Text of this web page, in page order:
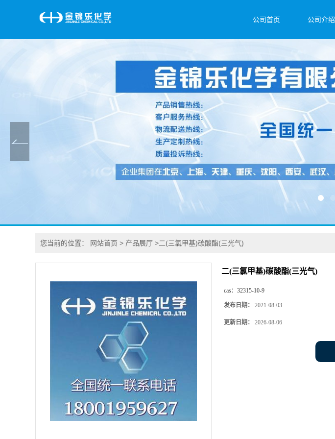
公司首页 公司介绍
您当前的位置： 网站首页 > 产品展厅 >二(三氯甲基)碳酸酯(三光气)
二(三氯甲基)碳酸酯(三光气)
cas： 32315-10-9
发布日期： 2021-08-03
更新日期： 2026-08-06